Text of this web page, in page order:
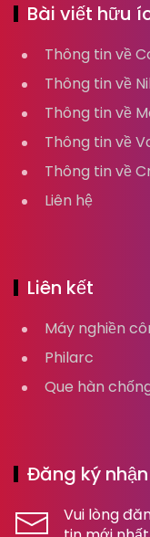
Bài viết hữu
Thông tin về
Thông tin về
Thông tin về
Thông tin về
Thông tin về
Liên hệ
Liên kết
Máy nghiền
Philarc
Que hàn
Đăng ký
Vui lòng